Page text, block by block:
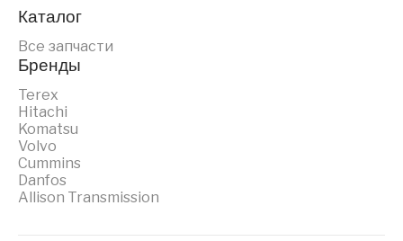
Каталог
Все запчасти
Бренды
Terex
Hitachi
Komatsu
Volvo
Cummins
Danfos
Allison Transmission